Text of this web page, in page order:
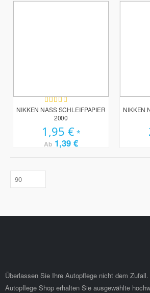
Bewertung:
100%
NIKKEN NASS SCHLEIFPAPIER
2000
1,95 €
Ab 1,39 €
NIKKEN
Überlassen Sie Ihre Autopflege nicht dem
Autopflege Shop erhalten Sie ausgewählte